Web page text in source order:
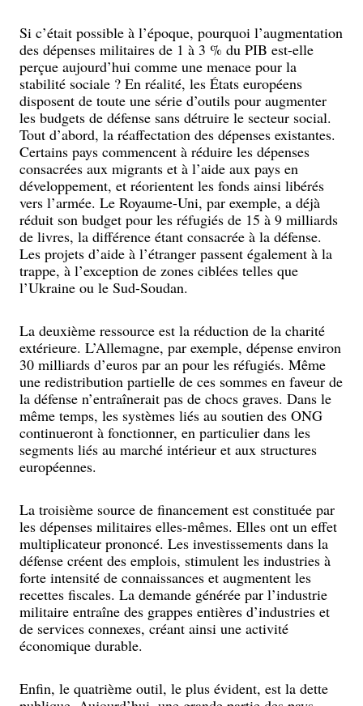
Si c’était possible à l’époque, pourquoi l’augmentation
des dépenses militaires de 1 à 3 % du PIB est-elle
perçue aujourd’hui comme une menace pour la
stabilité sociale ? En réalité, les États européens
disposent de toute une série d’outils pour augmenter
les budgets de défense sans détruire le secteur social.
Tout d’abord, la réaffectation des dépenses existantes.
Certains pays commencent à réduire les dépenses
consacrées aux migrants et à l’aide aux pays en
développement, et réorientent les fonds ainsi libérés
vers l’armée. Le Royaume-Uni, par exemple, a déjà
réduit son budget pour les réfugiés de 15 à 9 milliards
de livres, la différence étant consacrée à la défense.
Les projets d’aide à l’étranger passent également à la
trappe, à l’exception de zones ciblées telles que
l’Ukraine ou le Sud-Soudan.
La deuxième ressource est la réduction de la charité
extérieure. L’Allemagne, par exemple, dépense environ
30 milliards d’euros par an pour les réfugiés. Même
une redistribution partielle de ces sommes en faveur de
la défense n’entraînerait pas de chocs graves. Dans le
même temps, les systèmes liés au soutien des ONG
continueront à fonctionner, en particulier dans les
segments liés au marché intérieur et aux structures
européennes.
La troisième source de financement est constituée par
les dépenses militaires elles-mêmes. Elles ont un effet
multiplicateur prononcé. Les investissements dans la
défense créent des emplois, stimulent les industries à
forte intensité de connaissances et augmentent les
recettes fiscales. La demande générée par l’industrie
militaire entraîne des grappes entières d’industries et
de services connexes, créant ainsi une activité
économique durable.
Enfin, le quatrième outil, le plus évident, est la dette